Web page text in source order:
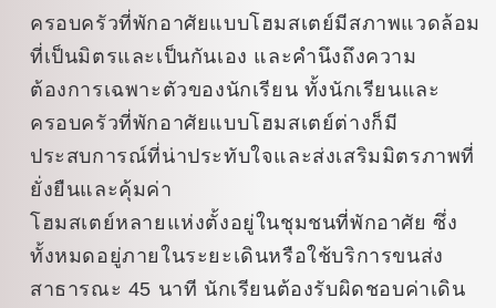
ครอบครัวที่พักอาศัยแบบโฮมสเตย์มีสภาพแวดล้อม
ที่เป็นมิตรและเป็นกันเอง และคำนึงถึงความ
ต้องการเฉพาะตัวของนักเรียน ทั้งนักเรียนและ
ครอบครัวที่พักอาศัยแบบโฮมสเตย์ต่างก็มี
ประสบการณ์ที่น่าประทับใจและส่งเสริมมิตรภาพที่
ยั่งยืนและคุ้มค่า
โฮมสเตย์หลายแห่งตั้งอยู่ในชุมชนที่พักอาศัย ซึ่ง
ทั้งหมดอยู่ภายในระยะเดินหรือใช้บริการขนส่ง
สาธารณะ 45 นาที นักเรียนต้องรับผิดชอบค่าเดิน